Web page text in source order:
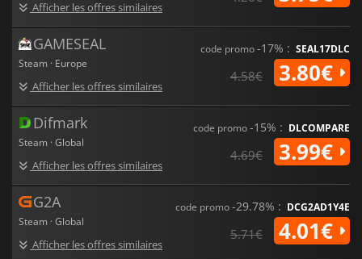
Afficher les offres similaires
GAMESEAL
Steam · Europe
Afficher les offres similaires
code promo-17% : SEAL17DLC
4.58€ 3.80€
Difmark
Steam · Global
Afficher les offres similaires
code promo-15% : DLCOMPARE
4.69€ 3.99€
G2A
Steam · Global
Afficher les offres similaires
code promo-29.78% : DCG2AD1Y4E
5.71€ 4.01€